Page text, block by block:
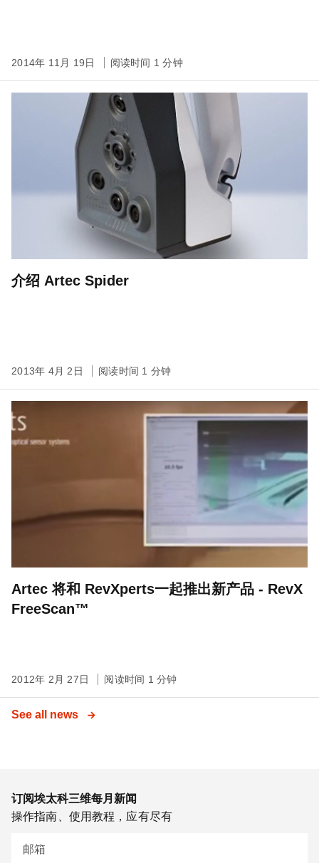
2014年 11月 19日 阅读时间 1 分钟
介绍 Artec Spider
2013年 4月 2日 阅读时间 1 分钟
Artec 将和 RevXperts一起推出新产品 - RevX
FreeScan™
2012年 2月 27日 阅读时间 1 分钟
See all news
订阅埃太科三维每月新闻
操作指南、使用教程，应有尽有
邮箱